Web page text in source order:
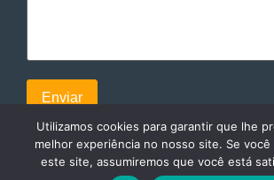
Utilizamos cookies para garantir que lhe
melhor experiência no nosso site. Se
este site, assumiremos que você está